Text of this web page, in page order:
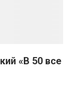
«В 50 все